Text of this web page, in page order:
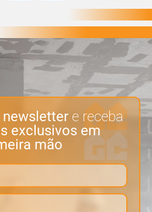
newsletter e receba
exclusivos em
mão